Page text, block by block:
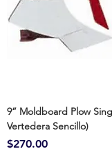
9” Moldboard Plow
Vertedera Sencillo)
Precio
$270.00